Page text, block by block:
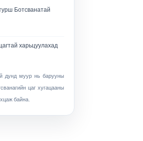
Ботсванатай
харьцуулахад
дунд муур нь барууны
цаг хугацааны
байна.